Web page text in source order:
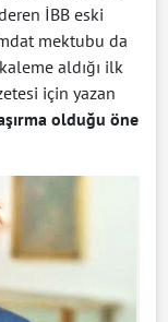
İBB eski
mektubu da
aldığı ilk
için yazan
olduğu öne